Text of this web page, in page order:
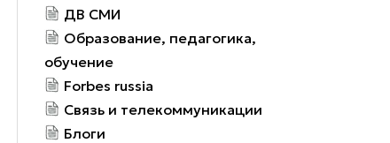
ДВ СМИ
Образование, педагогика,
обучение
Forbes russia
Связь и телекоммуникации
Блоги